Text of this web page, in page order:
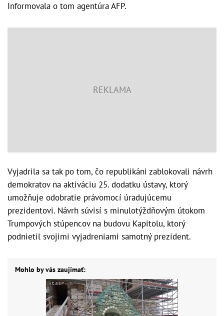
Informovala o tom agentúra AFP.
Vyjadrila sa tak po tom, čo republikáni zablokovali návrh
demokratov na aktiváciu 25. dodatku ústavy, ktorý
umožňuje odobratie právomocí úradujúcemu
prezidentovi. Návrh súvisí s minulotýždňovým útokom
Trumpových stúpencov na budovu Kapitolu, ktorý
podnietil svojimi vyjadreniami samotný prezident.
Mohlo by vás zaujímať: